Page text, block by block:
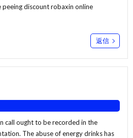
discount robaxin online
返信
call ought to be recorded in the
The abuse of energy drinks has